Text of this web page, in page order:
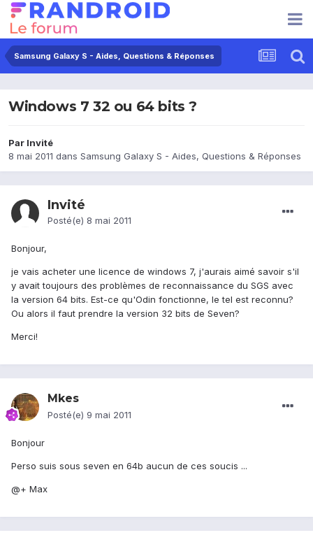
Samsung Galaxy S - Aides, Questions & Réponses
Windows 7 32 ou 64 bits ?
Par Invité
8 mai 2011 dans Samsung Galaxy S - Aides, Questions & Réponses
Invité
Posté(e) 8 mai 2011
Bonjour,
je vais acheter une licence de windows 7, j'aurais aimé savoir s'il
y avait toujours des problèmes de reconnaissance du SGS avec
la version 64 bits. Est-ce qu'Odin fonctionne, le tel est reconnu?
Ou alors il faut prendre la version 32 bits de Seven?
Merci!
Mkes
Posté(e) 9 mai 2011
Bonjour
Perso suis sous seven en 64b aucun de ces soucis ...
@+ Max